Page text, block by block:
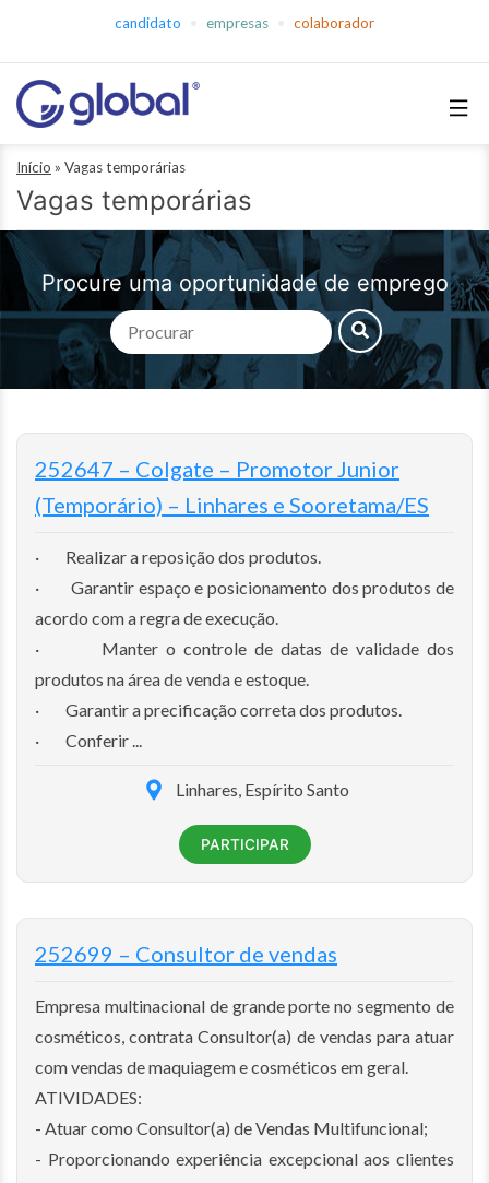
conteúdo
candidato empresas colaborador
Global
Empregos
Início » Vagas temporárias
Vagas temporárias
Procure uma oportunidade de emprego
252647 – Colgate – Promotor Junior
(Temporário) – Linhares e Sooretama/ES
· Realizar a reposição dos produtos.
· Garantir espaço e posicionamento dos produtos de
acordo com a regra de execução.
· Manter o controle de datas de validade dos
produtos na área de venda e estoque.
· Garantir a precificação correta dos produtos.
· Conferir ...
Linhares, Espírito Santo
PARTICIPAR
252699 – Consultor de vendas
Empresa multinacional de grande porte no segmento de
cosméticos, contrata Consultor(a) de vendas para atuar
com vendas de maquiagem e cosméticos em geral.
ATIVIDADES:
- Atuar como Consultor(a) de Vendas Multifuncional;
- Proporcionando experiência excepcional aos clientes